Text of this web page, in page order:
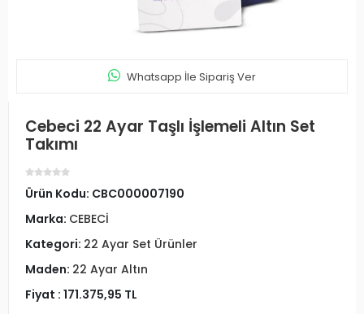
Whatsapp İle Sipariş Ver
Cebeci 22 Ayar Taşlı İşlemeli Altın Set
Takımı
Ürün Kodu: CBC000007190
Marka: CEBECİ
Kategori: 22 Ayar Set Ürünler
Maden: 22 Ayar Altın
Fiyat : 171.375,95 TL